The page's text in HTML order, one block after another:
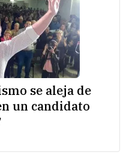
se aleja de
un candidato